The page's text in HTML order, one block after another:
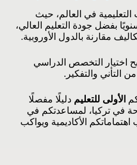
التعليمية في العالم، حيث
بفضل جودة التعليم العالي،
مقارنة بالدول الأوروبية.
اختيار التخصص الدراسي
التأني والتفكير.
الأولى للتعليم دليلًا مفصلًا
في تركيا، لمساعدتكم في
الأكاديمية ويواكب